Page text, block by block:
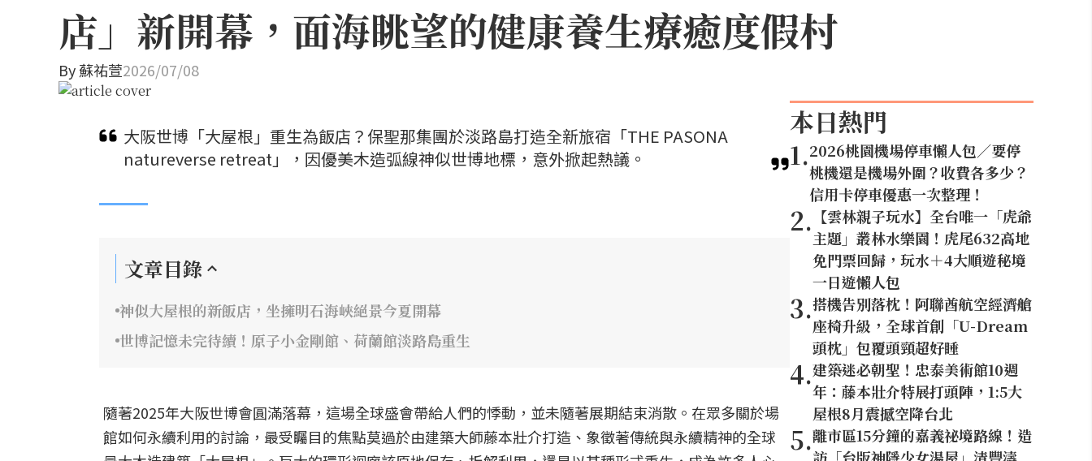
店」新開幕，面海眺望的健康養生療癒度假村
By蘇祐萱2026/07/08
大阪世博「大屋根」重生為飯店？保聖那集團於淡路島打造全新旅宿「THE PASONA
natureverse retreat」，因優美木造弧線神似世博地標，意外掀起熱議。
文章目錄
神似大屋根的新飯店，坐擁明石海峽絕景今夏開幕
世博記憶未完待續！原子小金剛館、荷蘭館淡路島重生
隨著2025年大阪世博會圓滿落幕，這場全球盛會帶給人們的悸動，並未隨著展期結束消散。在眾多關於場
館如何永續利用的討論，最受矚目的焦點莫過於由建築大師藤本壯介打造、象徵著傳統與永續精神的全球
本日熱門
1.2026桃園機場停車懶人包／要停
桃機還是機場外圍？收費各多少？
信用卡停車優惠一次整理！
2. 【雲林親子玩水】全台唯一「虎爺
主題」叢林水樂園！虎尾632高地
免門票回歸，玩水＋4大順遊秘境
一日遊懶人包
3.搭機告別落枕！阿聯酋航空經濟艙
座椅升級，全球首創「U-Dream
頭枕」包覆頭頸超好睡
4.建築迷必朝聖！忠泰美術館10週
年：藤本壯介特展打頭陣，1:5大
屋根8月震撼空降台北
5.離市區15分鐘的嘉義祕境路線！造